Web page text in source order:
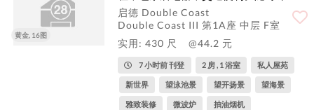
黄金, 16图
楼。
启德 Double Coast
Double Coast III 第1A座 中层 F室
实用: 430 尺
@44.2 元
7 小时前 刊登 2 房 , 1 浴室 私人屋苑
新世界 望泳池景 望开扬景 望海景
雅致装修 微波炉 抽油烟机